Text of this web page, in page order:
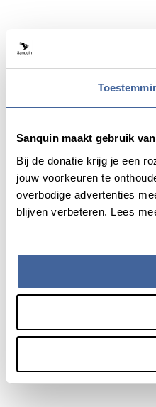
Sanquin maakt gebruik
Bij de donatie krijg je een
jouw voorkeuren te
overbodige advertenties
blijven verbeteren. Lees